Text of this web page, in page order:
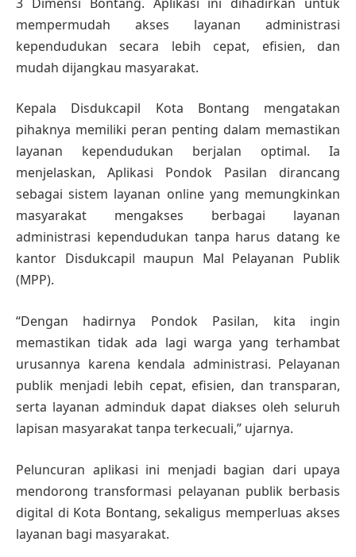
mempermudah akses layanan administrasi
kependudukan secara lebih cepat, efisien, dan
mudah dijangkau masyarakat.
Kepala Disdukcapil Kota Bontang mengatakan
pihaknya memiliki peran penting dalam memastikan
layanan kependudukan berjalan optimal. Ia
menjelaskan, Aplikasi Pondok Pasilan dirancang
sebagai sistem layanan online yang memungkinkan
masyarakat mengakses berbagai layanan
administrasi kependudukan tanpa harus datang ke
kantor Disdukcapil maupun Mal Pelayanan Publik
(MPP).
“Dengan hadirnya Pondok Pasilan, kita ingin
memastikan tidak ada lagi warga yang terhambat
urusannya karena kendala administrasi. Pelayanan
publik menjadi lebih cepat, efisien, dan transparan,
serta layanan adminduk dapat diakses oleh seluruh
lapisan masyarakat tanpa terkecuali,” ujarnya.
Peluncuran aplikasi ini menjadi bagian dari upaya
mendorong transformasi pelayanan publik berbasis
digital di Kota Bontang, sekaligus memperluas akses
layanan bagi masyarakat.